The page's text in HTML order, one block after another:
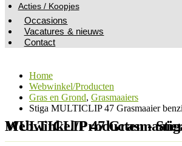
Acties / Koopjes
Occasions
Vacatures & nieuws
Contact
Home
Webwinkel/Producten
Gras en Grond, Grasmaaiers
Stiga MULTICLIP 47 Grasmaaier
Webwinkel/Producten - Stiga MULTICLIP 47